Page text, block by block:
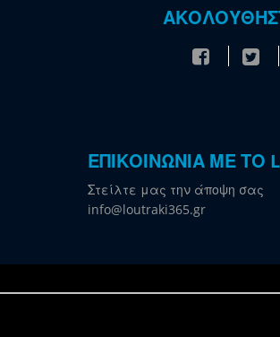
ΕΠΙΚΟΙΝΩΝΙΑ ΜΕ ΤΟ
Στείλτε μας την άποψη σας
info@loutraki365.gr